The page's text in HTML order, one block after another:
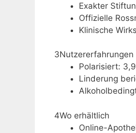
Exakter
Offizielle
Klinische
3Nutzererfahrungen
Polarisiert:
Linderung
4Wo erhältlich
Online-